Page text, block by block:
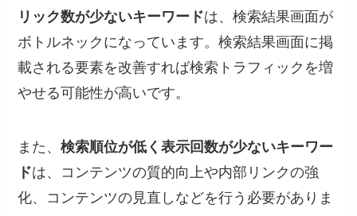
リック数が少ないキーワードは、検索結果画面が
ボトルネックになっています。検索結果画面に掲
載される要素を改善すれば検索トラフィックを増
やせる可能性が高いです。
また、検索順位が低く表示回数が少ないキーワー
ドは、コンテンツの質的向上や内部リンクの強
化、コンテンツの見直しなどを行う必要がありま